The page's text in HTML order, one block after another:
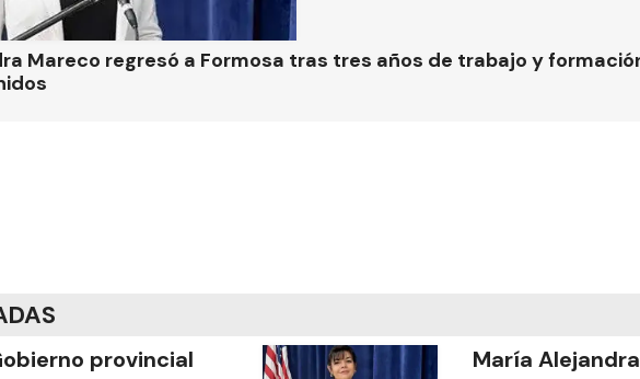
Mareco regresó a Formosa tras tres años de trabajo y
provincial
María